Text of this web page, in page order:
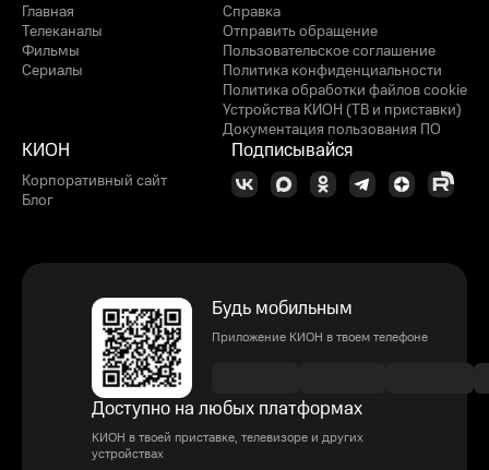
Главная
Телеканалы
Фильмы
Сериалы
Справка
Отправить обращение
Пользовательское соглашение
Политика конфиденциальности
Политика обработки файлов cookie
Устройства КИОН (ТВ и приставки)
Документация пользования ПО
КИОН
Корпоративный сайт
Блог
Подписывайся
Будь мобильным
Приложение КИОН в твоем телефоне
Доступно на любых платформах
КИОН в твоей приставке, телевизоре и других
устройствах